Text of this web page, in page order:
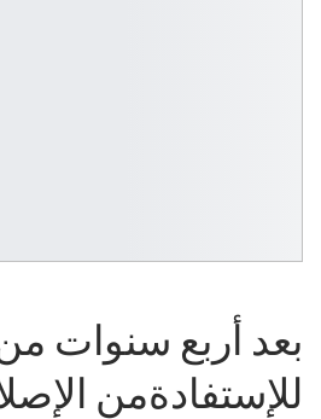
بعد أربع سنوات
للإستفادةمن